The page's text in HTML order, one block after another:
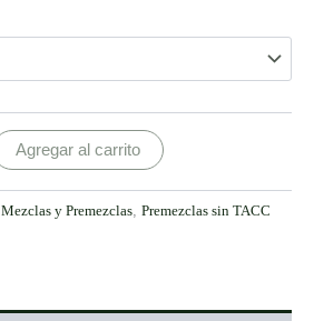
Agregar al carrito
Mezclas y Premezclas Premezclas sin TACC